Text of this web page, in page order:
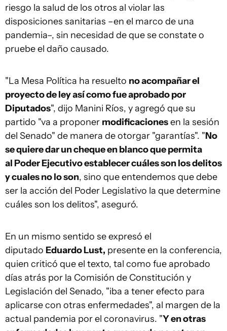
riesgo la salud de los otros al violar las
disposiciones sanitarias –en el marco de una
pandemia–, sin necesidad de que se constate o
pruebe el daño causado.
"La Mesa Política ha resuelto no acompañar el
proyecto de ley así como fue aprobado por
Diputados", dijo Manini Ríos, y agregó que su
partido "va a proponer modificacionesen la sesión
del Senado" de manera de otorgar "garantías". "No
se quiere dar un cheque en blanco que permita
al Poder Ejecutivo establecer cuáles son los delitos
y cuales no lo son, sino que entendemos que debe
ser la acción del Poder Legislativo la que determine
cuáles son los delitos", aseguró.
En un mismo sentido se expresó el
diputado Eduardo Lust, presente en la conferencia,
quien criticó que el texto, tal como fue aprobado
días atrás por la Comisión de Constitución y
Legislación del Senado, "iba a tener efecto para
aplicarse con otras enfermedades", al margen de la
actual pandemia por el coronavirus. "Y en otras